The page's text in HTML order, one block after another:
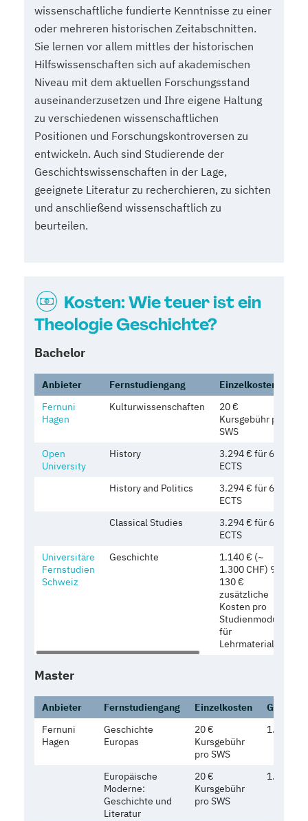
wissenschaftliche fundierte Kenntnisse zu einer
oder mehreren historischen Zeitabschnitten.
Sie lernen vor allem mittles der historischen
Hilfswissenschaften sich auf akademischen
Niveau mit dem aktuellen Forschungsstand
auseinanderzusetzen und Ihre eigene Haltung
zu verschiedenen wissenschaftlichen
Positionen und Forschungskontroversen zu
entwickeln. Auch sind Studierende der
Geschichtswissenschaften in der Lage,
geeignete Literatur zu recherchieren, zu sichten
und anschließend wissenschaftlich zu
beurteilen.
Kosten: Wie teuer ist ein
Theologie Geschichte?
Bachelor
Anbieter Fernstudiengang Einzelkosten
Fernuni
Hagen
Kulturwissenschaften
20 €
Kursgebühr pro
SWS
Open
University
History
3.294 € für 60
ECTS
History and Politics
3.294 € für 60
ECTS
Classical Studies
3.294 € für 60
ECTS
Universitäre
Fernstudien
Schweiz
Geschichte
1.140 € (~
1.300 CHF) 90-
130 €
zusätzliche
Kosten pro
Studienmodul
für
Lehrmaterialien
Master
Anbieter Fernstudiengang Einzelkosten
Fernuni
Hagen
Geschichte
Europas
20 €
Kursgebühr
pro SWS
1.200 €
Europäische
Moderne:
Geschichte und
Literatur
20 €
Kursgebühr
pro SWS
1.200 €